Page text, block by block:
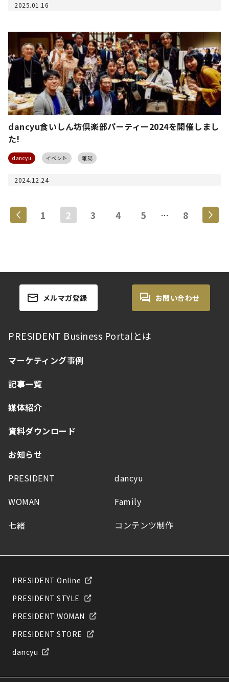
2025.01.16
dancyu食いしん坊倶楽部パーティー2024を開催しまし
た!
dancyu イベント 雑誌
2024.12.24
1 2 3 4 5 … 8
メルマガ登録 お問い合わせ
PRESIDENT Business Portalとは
マーケティング事例
記事一覧
媒体紹介
資料ダウンロード
お知らせ
PRESIDENT
dancyu
WOMAN
Family
七緒
コンテンツ制作
PRESIDENT Online
PRESIDENT STYLE
PRESIDENT WOMAN
PRESIDENT STORE
dancyu